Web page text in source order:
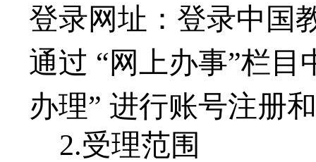
登录网址 ：登录中国
通过 “网上办事”栏目
办理” 进行账号注册
2.受理范围